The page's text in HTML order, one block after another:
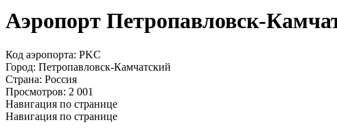
Аэропорт Петропавловск-
Код аэропорта: PKC
Город: Петропавловск-Камчатский
Страна: Россия
Просмотров: 2 001
Навигация по странице
Навигация по странице